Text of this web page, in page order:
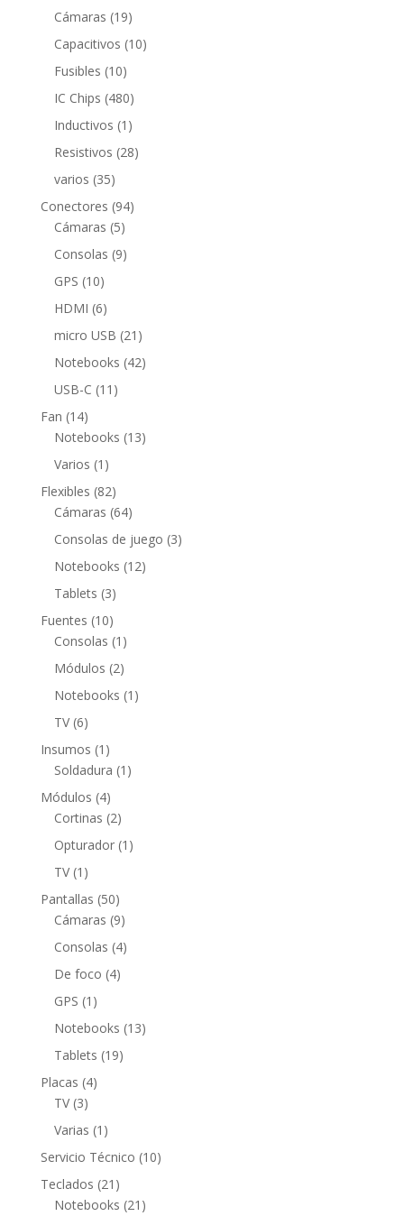
Cámaras 1919
productos
Capacitivos 1010
Fusibles 1010
productos
IC Chips 480480
productos
Inductivos 1 1
producto
Resistivos 2828
varios 3535
productos
Conectores 9494
Cámaras 55
productos
Consolas 99
GPS 1010
productos
HDMI 66
productos
micro USB 21 21
productos
Notebooks 4242
USB-C 11 11
Fan 1414
productos
Notebooks 1313
Varios 1 1
producto
Flexibles 8282
productos
Cámaras 6464
productos
Consolas de juego 33
Notebooks 1212
Tablets 33
productos
Fuentes 1010
productos
Consolas 1 1
producto
Módulos 22
productos
Notebooks 1 1
TV 66
productos
Insumos 1 1
producto
Soldadura 1 1
Módulos 44
productos
Cortinas 22
productos
Opturador 1 1
TV 1 1
producto
Pantallas 5050
productos
Cámaras 99
productos
Consolas 44
De foco 44
GPS 1 1
producto
Notebooks 1313
Tablets 1919
Placas 44
TV 33
productos
Varias 1 1
producto
Servicio Técnico 1010
Teclados 21 21
productos
Notebooks 21 21